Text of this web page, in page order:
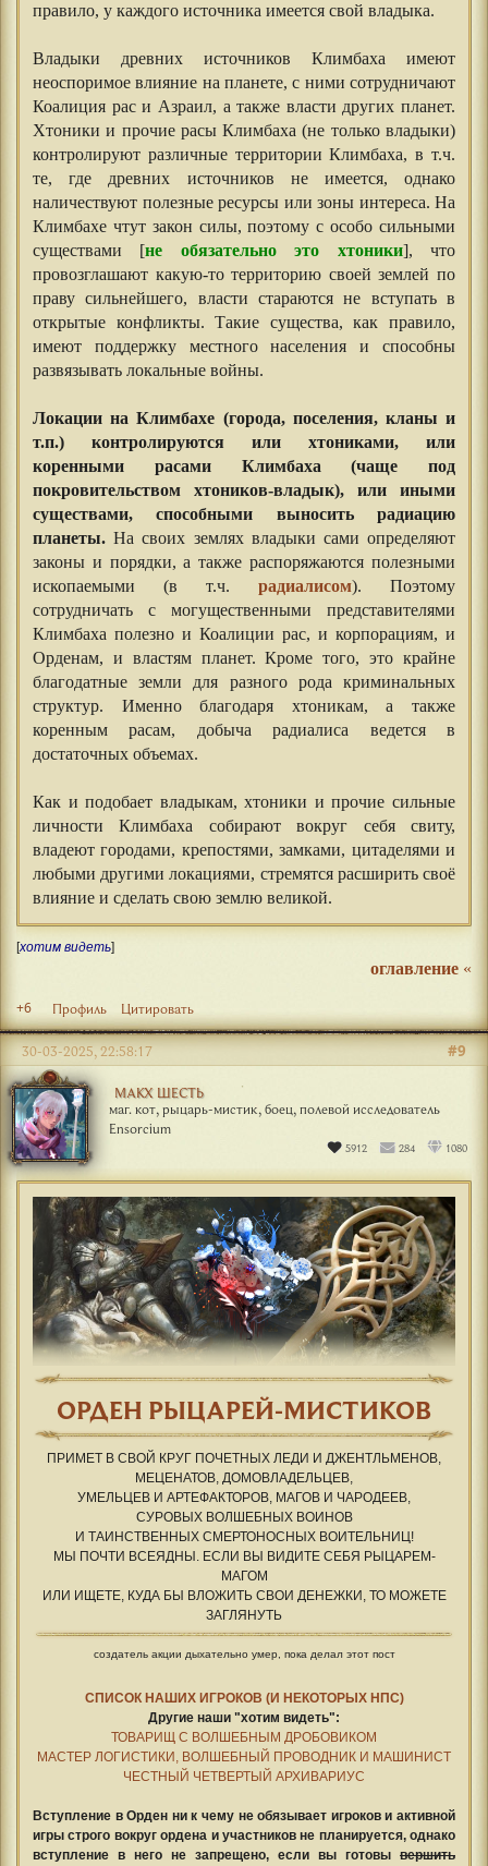
правило, у каждого источника имеется свой владыка.
Владыки древних источников Климбаха имеют
неоспоримое влияние на планете, с ними сотрудничают
Коалиция рас и Азраил, а также власти других планет.
Хтоники и прочие расы Климбаха (не только владыки)
контролируют различные территории Климбаха, в т.ч.
те, где древних источников не имеется, однако
наличествуют полезные ресурсы или зоны интереса. На
Климбахе чтут закон силы, поэтому с особо сильными
существами [не обязательно это хтоники], что
провозглашают какую-то территорию своей землей по
праву сильнейшего, власти стараются не вступать в
открытые конфликты. Такие существа, как правило,
имеют поддержку местного населения и способны
развязывать локальные войны.
Локации на Климбахе (города, поселения, кланы и
т.п.) контролируются или хтониками, или
коренными расами Климбаха (чаще под
покровительством хтоников-владык), или иными
существами, способными выносить радиацию
планеты. На своих землях владыки сами определяют
законы и порядки, а также распоряжаются полезными
ископаемыми (в т.ч. радиалисом). Поэтому
сотрудничать с могущественными представителями
Климбаха полезно и Коалиции рас, и корпорациям, и
Орденам, и властям планет. Кроме того, это крайне
благодатные земли для разного рода криминальных
структур. Именно благодаря хтоникам, а также
коренным расам, добыча радиалиса ведется в
достаточных объемах.
Как и подобает владыкам, хтоники и прочие сильные
личности Климбаха собирают вокруг себя свиту,
владеют городами, крепостями, замками, цитаделями и
любыми другими локациями, стремятся расширить своё
влияние и сделать свою землю великой.
[хотим видеть]
оглавление «
+6 Профиль Цитировать
МАКХ ШЕСТЬ
маг. кот, рыцарь-мистик, боец, полевой исследователь
Ensorcium
5912 284 1080
#9
30-03-2025, 22:58:17
ОРДЕН РЫЦАРЕЙ-МИСТИКОВ
ПРИМЕТ В СВОЙ КРУГ ПОЧЕТНЫХ ЛЕДИ И ДЖЕНТЛЬМЕНОВ,
МЕЦЕНАТОВ, ДОМОВЛАДЕЛЬЦЕВ,
УМЕЛЬЦЕВ И АРТЕФАКТОРОВ, МАГОВ И ЧАРОДЕЕВ,
СУРОВЫХ ВОЛШЕБНЫХ ВОИНОВ
И ТАИНСТВЕННЫХ СМЕРТОНОСНЫХ ВОИТЕЛЬНИЦ!
МЫ ПОЧТИ ВСЕЯДНЫ. ЕСЛИ ВЫ ВИДИТЕ СЕБЯ РЫЦАРЕМ-
МАГОМ
ИЛИ ИЩЕТЕ, КУДА БЫ ВЛОЖИТЬ СВОИ ДЕНЕЖКИ, ТО МОЖЕТЕ
ЗАГЛЯНУТЬ
создатель акции дыхательно умер, пока делал этот пост
СПИСОК НАШИХ ИГРОКОВ (И НЕКОТОРЫХ НПС)
Другие наши "хотим видеть":
ТОВАРИЩ С ВОЛШЕБНЫМ ДРОБОВИКОМ
МАСТЕР ЛОГИСТИКИ, ВОЛШЕБНЫЙ ПРОВОДНИК И МАШИНИСТ
ЧЕСТНЫЙ ЧЕТВЕРТЫЙ АРХИВАРИУС
Вступление в Орден ни к чему не обязывает игроков и активной
игры строго вокруг ордена и участников не планируется, однако
вступление в него не запрещено, если вы готовы вершить